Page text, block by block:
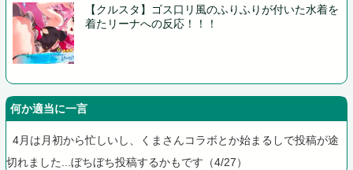
【クルスタ】ゴス口リ風のふりふりが付いた水着を
着たリーナへの反応！！！
何か適当に一言
4月は月初から忙しいし、くまさんコラボとか始まるしで投稿が途
切れました...ぼちぼち投稿するかもです（4/27）